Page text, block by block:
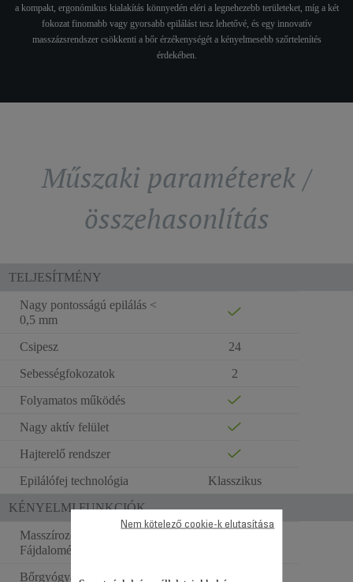
a kompakt, ergonómikus kialakítás könnyedén eléri a legnehezebb területeket, míg a két
fokozat finomabb vagy gyorsabb epilálást tesz lehetővé, és egy innovatív
masszázsrendszer csökkenti a bőr érzékenységét a kényelmesebb szőrtelenítés
érdekében.
Műszaki paraméterek /
összehasonlítás
TELJESÍTMÉNY
Nagy pontosságú epilálás <
0,5 mm
Csipesz
24
Sebességfokozatok
2
Folyamatos működés
Nagy aktív felület
Hajterelő rendszer
Epilálófej technológia
Klasszikus
KÉNYELMI FUNKCIÓK
Masszírozó gömbök /
Fájdalomérzet-csökkentés
Bőrgyógyászok által tesztelt
Nem kötelező cookie-k elutasítása